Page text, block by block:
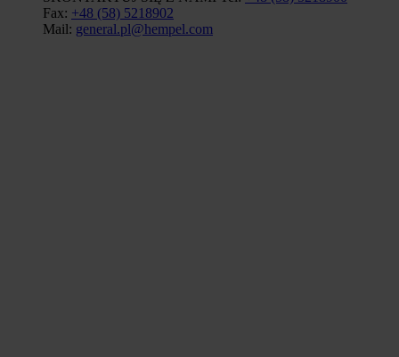
Fax: +48 (58) 5218902
Mail: general.pl@hempel.com